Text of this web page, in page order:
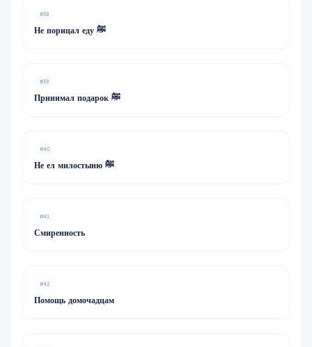
#38
Не порицал еду ﷺ
#39
Принимал подарок ﷺ
#40
Не ел милостыню ﷺ
#41
Смиренность
#42
Помощь домочадцам